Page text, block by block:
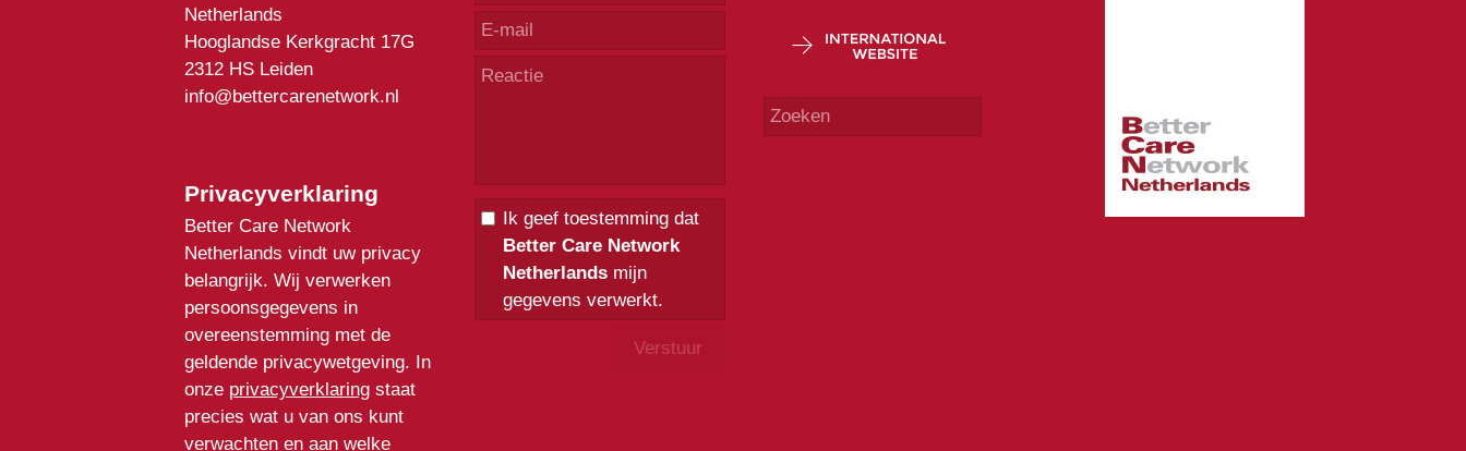
Netherlands
Hooglandse Kerkgracht 17G
2312 HS Leiden
info@bettercarenetwork.nl
Privacyverklaring
Better Care Network
Netherlands vindt uw privacy
belangrijk. Wij verwerken
persoonsgegevens in
overeenstemming met de
geldende privacywetgeving. In
onze privacyverklaringstaat
precies wat u van ons kunt
verwachten en aan welke
Ik geef toestemming dat
Better Care Network
Netherlandsmijn
gegevens verwerkt.